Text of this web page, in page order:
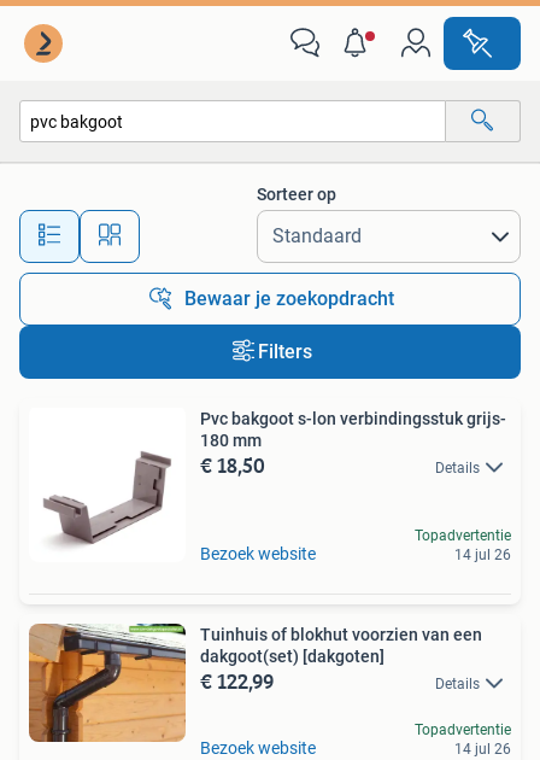
Alle afstanden…
Sorteer op
Bewaar je zoekopdracht
Filters
Pvc bakgoot s-lon verbindingsstuk grijs-
180 mm
€ 18,50 Details
Bezoek website
Topadvertentie
14 jul 26
Tuinhuis of blokhut voorzien van een
dakgoot(set) [dakgoten]
€ 122,99 Details
Bezoek website
Topadvertentie
14 jul 26